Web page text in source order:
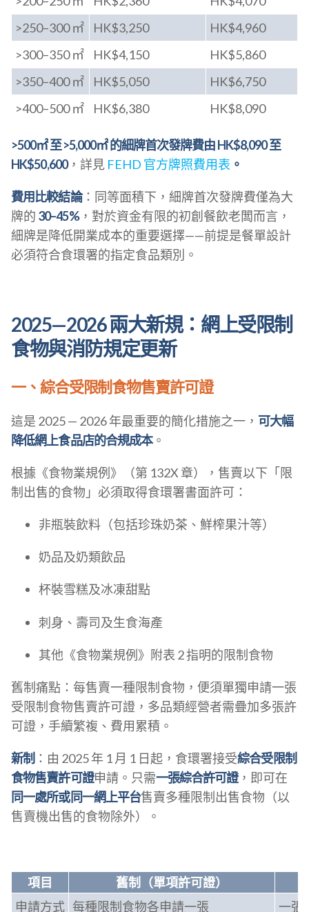
>250–300 ㎡
HK$3,250
HK$4,960
>300–350 ㎡
HK$4,150
HK$5,860
>350–400 ㎡
HK$5,050
HK$6,750
>400–500 ㎡
HK$6,380 HK$8,090
>500㎡ 至 >5,000㎡ 的細牌首次發牌費由 HK$8,090 至
HK$50,600，詳見 FEHD 官方牌照費用表 。
費用比較結論：同等面積下，細牌首次發牌費僅為大
牌的 30–45%，對於資金有限的初創餐飲老闆而言，
細牌是降低開業成本的重要選擇——前提是餐單設計
必須符合食環署的指定食品類別。
2025—2026 兩大新規：網上受限制
食物與消防規定更新
一、綜合受限制食物售賣許可證
這是 2025 — 2026 年最重要的簡化措施之一， 可大幅
降低網上食品店的合規成本。
根據《食物業規例》（第 132X 章），售賣以下「限
制出售的食物」必須取得食環署書面許可：
非瓶裝飲料（包括珍珠奶茶、鮮榨果汁等）
奶品及奶類飲品
杯裝雪糕及冰凍甜點
刺身、壽司及生食海產
其他《食物業規例》附表 2 指明的限制食物
舊制痛點：每售賣一種限制食物，便須單獨申請一張
受限制食物售賣許可證，多品類經營者需疊加多張許
可證，手續繁複、費用累積。
新制 ：由 2025 年 1 月 1 日起，食環署接受綜合受限制
食物售賣許可證申請。只需一張綜合許可證，即可在
同一處所或同一網上平台售賣多種限制出售食物（以
售賣機出售的食物除外）。
項目 舊制（單項許可證）
申請方式 每種限制食物各申請一張 一張